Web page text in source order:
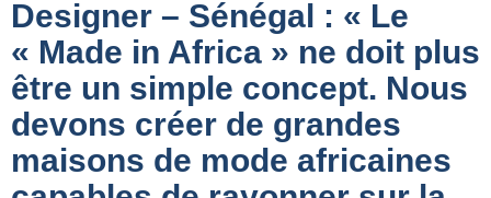
Designer – Sénégal : « Le
« Made in Africa » ne doit plus
être un simple concept. Nous
devons créer de grandes
maisons de mode africaines